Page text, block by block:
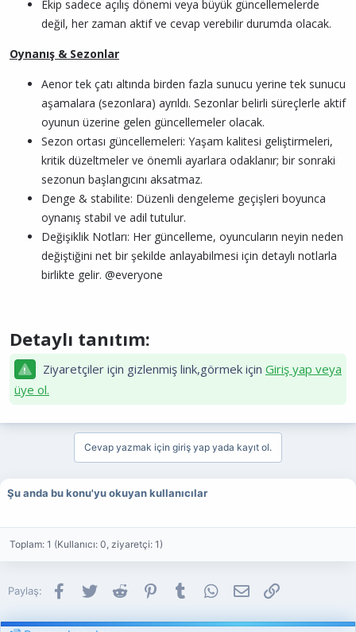
Ekip sadece açılış dönemi veya büyük güncellemelerde
değil, her zaman aktif ve cevap verebilir durumda olacak.
Oynanış & Sezonlar
Aenor tek çatı altında birden fazla sunucu yerine tek sunucu
aşamalara (sezonlara) ayrıldı. Sezonlar belirli süreçlerle aktif
oyunun üzerine gelen güncellemeler olacak.
Sezon ortası güncellemeleri: Yaşam kalitesi geliştirmeleri,
kritik düzeltmeler ve önemli ayarlara odaklanır; bir sonraki
sezonun başlangıcını aksatmaz.
Denge & stabilite: Düzenli dengeleme geçişleri boyunca
oynanış stabil ve adil tutulur.
Değişiklik Notları: Her güncelleme, oyuncuların neyin neden
değiştiğini net bir şekilde anlayabilmesi için detaylı notlarla
birlikte gelir. @everyone
Detaylı tanıtım:
Ziyaretçiler için gizlenmiş link,görmek için Giriş yap veya
üye ol.
Cevap yazmak için giriş yap yada kayıt ol.
Şu anda bu konu'yu okuyan kullanıcılar
Toplam: 1 (Kullanıcı: 0, ziyaretçi: 1)
Paylaş: FacebookTwitter Reddit PinterestTumblr WhatsAppE-posta